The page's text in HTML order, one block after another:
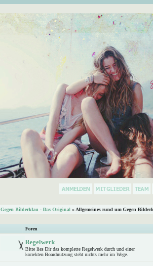
Gegen Bilderklau - Das Original » Allgemeines rund um Gegen
Foren
Regelwerk
Bitte lies Dir das komplette Regelwerk durch und einer
korrekten Boardnutzung steht nichts mehr im Wege.